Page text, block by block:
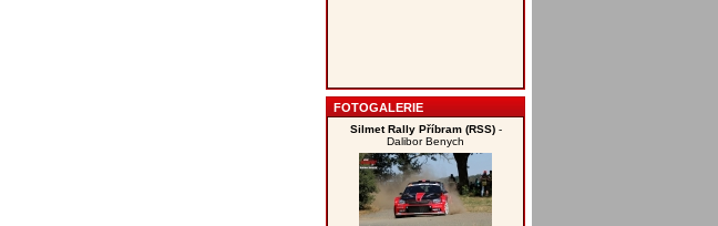
FOTOGALERIE
Silmet Rally Příbram (RSS)-
Dalibor Benych